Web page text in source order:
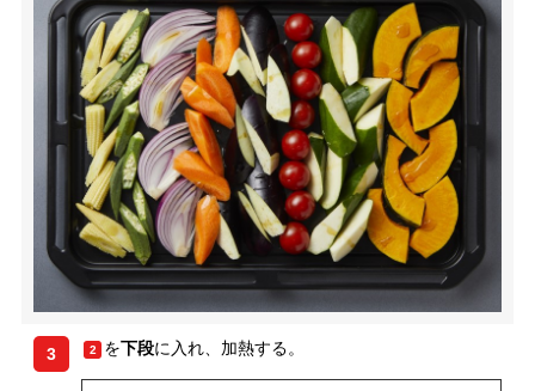
3 2 を下段に入れ、加熱する。